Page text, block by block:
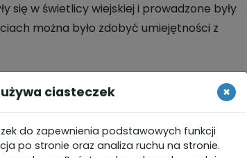
ciasteczek ×
do zapewnienia podstawowych funkcji
po stronie oraz analiza ruchu na stronie.
się w świetlicy wiejskiej i prowadzone były
można było zdobyć umiejętności z